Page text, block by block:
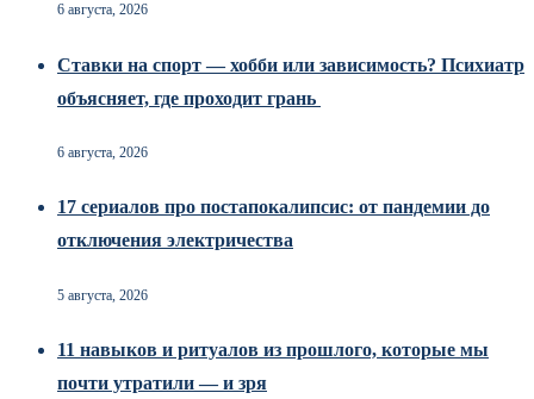
6 августа, 2026
Ставки на спорт — хобби или зависимость? Психиатр
объясняет, где проходит грань
6 августа, 2026
17 сериалов про постапокалипсис: от пандемии до
отключения электричества
5 августа, 2026
11 навыков и ритуалов из прошлого, которые мы
почти утратили — и зря